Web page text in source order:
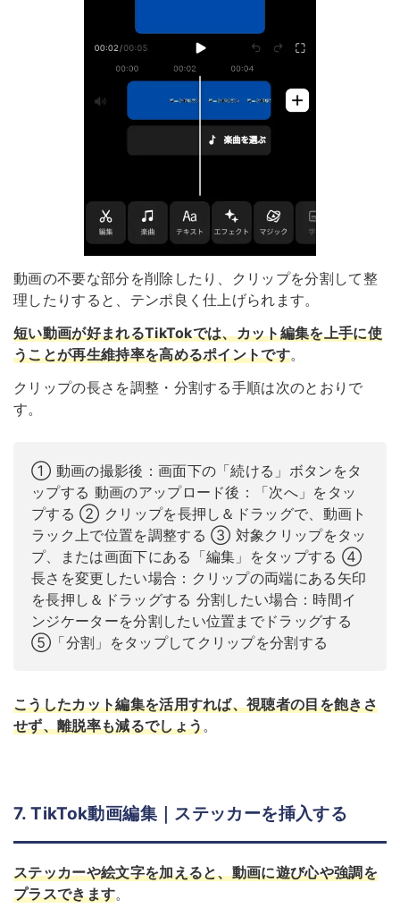
動画の不要な部分を削除したり、クリップを分割して整
理したりすると、テンポ良く仕上げられます。
短い動画が好まれるTikTokでは、カット編集を上手に使
うことが再生維持率を高めるポイントです。
クリップの長さを調整・分割する手順は次のとおりで
す。
① 動画の撮影後：画面下の「続ける」ボタンをタ
ップする 動画のアップロード後：「次へ」をタッ
プする ② クリップを長押し＆ドラッグで、動画ト
ラック上で位置を調整する ③ 対象クリップをタッ
プ、または画面下にある「編集」をタップする ④
長さを変更したい場合：クリップの両端にある矢印
を長押し＆ドラッグする 分割したい場合：時間イ
ンジケーターを分割したい位置までドラッグする
⑤「分割」をタップしてクリップを分割する
こうしたカット編集を活用すれば、視聴者の目を飽きさ
せず、離脱率も減るでしょう。
7. TikTok動画編集｜ステッカーを挿入する
ステッカーや絵文字を加えると、動画に遊び心や強調を
プラスできます。